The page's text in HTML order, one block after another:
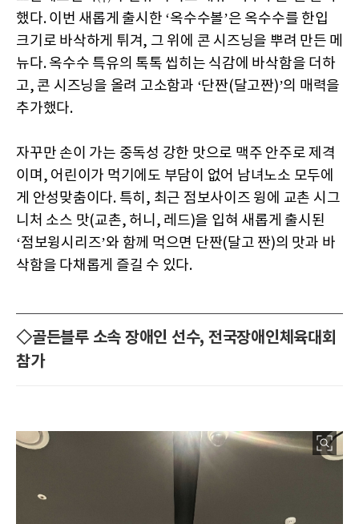
했다. 이번 새롭게 출시한 ‘옥수수볼’은 옥수수를 한입
크기로 바삭하게 튀겨, 그 위에 콘 시즈닝을 뿌려 만든 메
뉴다. 옥수수 특유의 톡톡 씹히는 식감에 바삭함을 더하
고, 콘 시즈닝을 올려 고소함과 ‘단짠(달고짠)’의 매력을
추가했다.
자꾸만 손이 가는 중독성 강한 맛으로 맥주 안주로 제격
이며, 어린이가 먹기에도 부담이 없어 남녀노소 모두에
게 안성맞춤이다. 특히, 최근 점보사이즈 윙에 교촌 시그
니처 소스 맛(교촌, 허니, 레드)을 입혀 새롭게 출시된
‘점보윙시리즈’와 함께 먹으면 단짠(달고 짠)의 맛과 바
삭함을 다채롭게 즐길 수 있다.
◇골든블루 소속 장애인 선수, 전국장애인체육대회
참가